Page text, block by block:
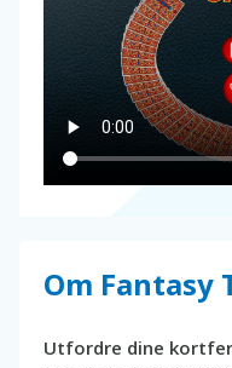
Om Fantasy
Utfordre dine